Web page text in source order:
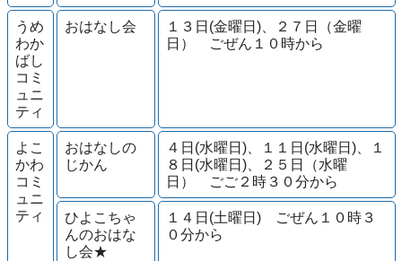
うめ
わか
ばし
コミ
ュニ
ティ
おはなし会
１３日(金曜日)、２７日（金曜
日） ごぜん１０時から
よこ
かわ
コミ
ュニ
ティ
おはなしの
じかん
４日(水曜日)、１１日(水曜日)、１
８日(水曜日)、２５日（水曜
日） ごご２時３０分から
ひよこちゃ
んのおはな
し会★
１４日(土曜日) ごぜん１０時３
０分から